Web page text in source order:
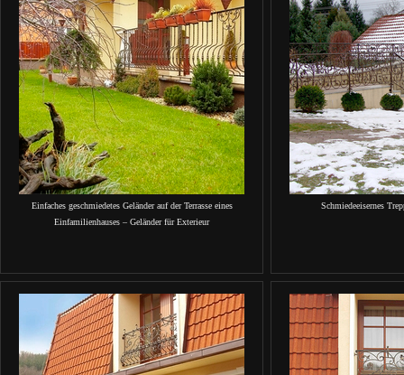
Einfaches geschmiedetes Geländer auf der Terrasse eines
Einfamilienhauses – Geländer für Exterieur
Schmiedeeisernes